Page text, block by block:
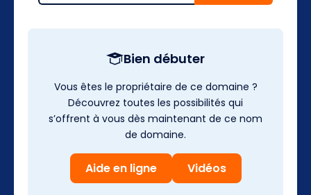
Bien débuter
Vous êtes le propriétaire de ce domaine ?
Découvrez toutes les possibilités qui
s’offrent à vous dès maintenant de ce nom
de domaine.
Aide en ligne Vidéos